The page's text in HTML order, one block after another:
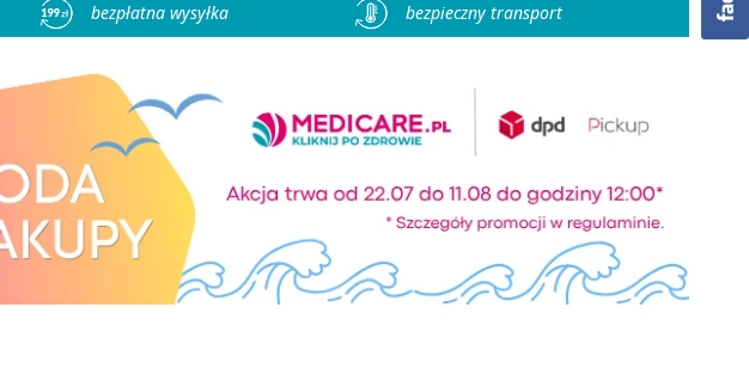
bezpłatna wysyłka bezpieczny transport